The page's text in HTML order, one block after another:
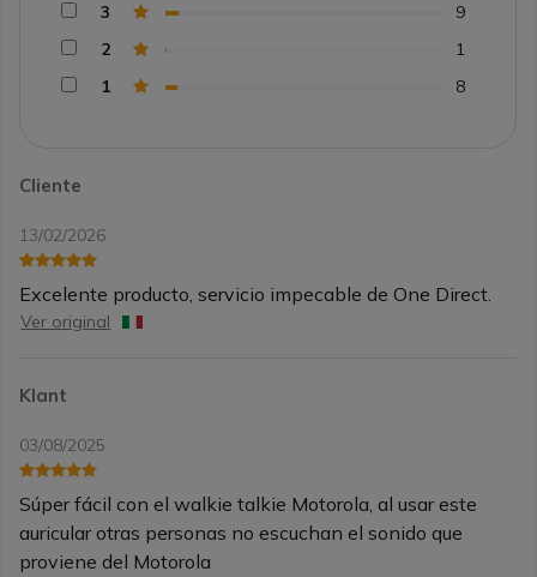
Cliente
13/02/2026
Excelente producto, servicio impecable de One Direct.
Ver original
Klant
03/08/2025
Súper fácil con el walkie talkie Motorola, al usar este
auricular otras personas no escuchan el sonido que
proviene del Motorola
3
9
2
1
1
8